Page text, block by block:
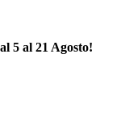
5 al 21 Agosto!